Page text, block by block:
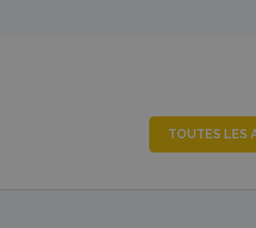
TOUTES LES